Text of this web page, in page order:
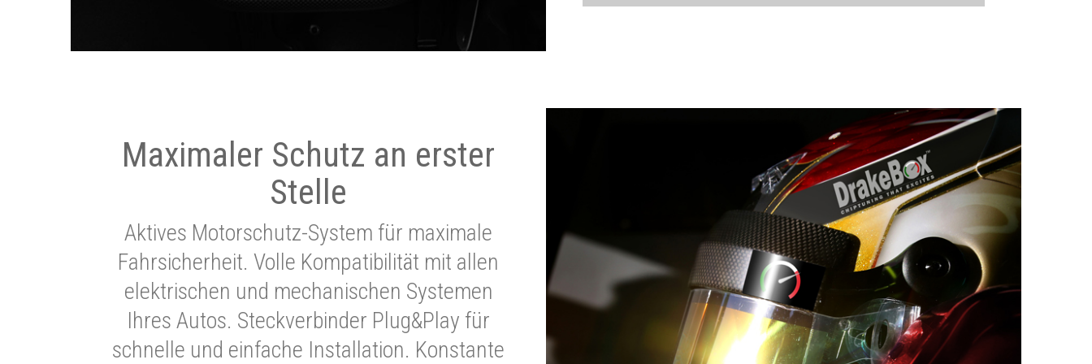
Maximaler Schutz an erster
Stelle
Aktives Motorschutz-System für maximale
Fahrsicherheit. Volle Kompatibilität mit allen
elektrischen und mechanischen Systemen
Ihres Autos. Steckverbinder Plug&Play für
schnelle und einfache Installation. Konstante